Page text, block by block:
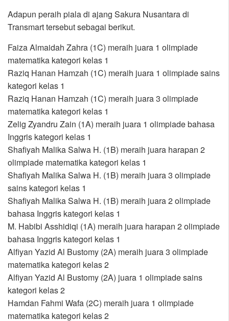
Adapun peraih piala di ajang Sakura Nusantara di
Transmart tersebut sebagai berikut.
Faiza Almaidah Zahra (1C) meraih juara 1 olimpiade
matematika kategori kelas 1
Raziq Hanan Hamzah (1C) meraih juara 1 olimpiade sains
kategori kelas 1
Raziq Hanan Hamzah (1C) meraih juara 3 olimpiade
matematika kategori kelas 1
Zelig Zyandru Zain (1A) meraih juara 1 olimpiade bahasa
Inggris kategori kelas 1
Shafiyah Malika Salwa H. (1B) meraih juara harapan 2
olimpiade matematika kategori kelas 1
Shafiyah Malika Salwa H. (1B) meraih juara 3 olimpiade
sains kategori kelas 1
Shafiyah Malika Salwa H. (1B) meraih juara 2 olimpiade
bahasa Inggris kategori kelas 1
M. Habibi Asshidiqi (1A) meraih juara harapan 2 olimpiade
bahasa Inggris kategori kelas 1
Alfiyan Yazid Al Bustomy (2A) meraih juara 3 olimpiade
matematika kategori kelas 2
Alfiyan Yazid Al Bustomy (2A) juara 1 olimpiade sains
kategori kelas 2
Hamdan Fahmi Wafa (2C) meraih juara 1 olimpiade
matematika kategori kelas 2